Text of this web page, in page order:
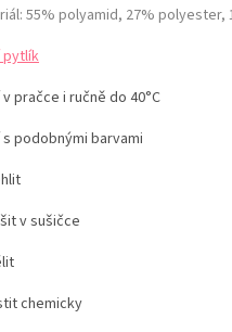
55% polyamid, 27% polyester,
pytlík
v pračce i ručně do 40°C
s podobnými barvami
v sušičce
chemicky